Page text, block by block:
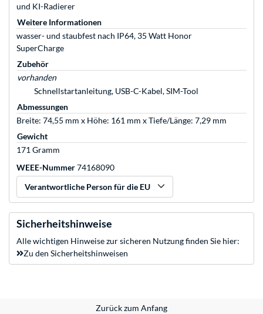
und KI-Radierer
Weitere Informationen
wasser- und staubfest nach IP64, 35 Watt Honor
SuperCharge
Zubehör
vorhanden
Schnellstartanleitung, USB-C-Kabel, SIM-Tool
Abmessungen
Breite: 74,55 mm x Höhe: 161 mm x Tiefe/Länge: 7,29 mm
Gewicht
171 Gramm
WEEE-Nummer74168090
Verantwortliche Person für die EU
Sicherheitshinweise
Alle wichtigen Hinweise zur sicheren Nutzung finden Sie hier:
Zu den Sicherheitshinweisen
Zurück zum Anfang